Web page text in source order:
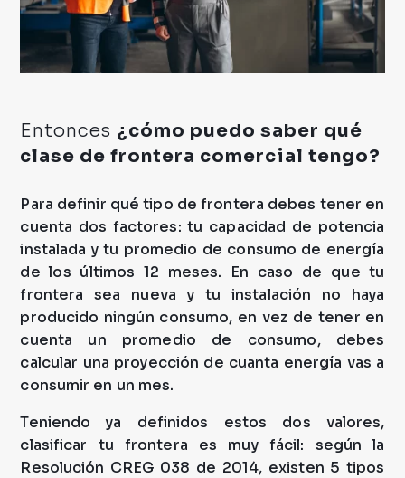
Entonces ¿cómo puedo saber qué
clase de frontera comercial tengo?
Para definir qué tipo de frontera debes tener en
cuenta dos factores: tu capacidad de potencia
instalada y tu promedio de consumo de energía
de los últimos 12 meses. En caso de que tu
frontera sea nueva y tu instalación no haya
producido ningún consumo, en vez de tener en
cuenta un promedio de consumo, debes
calcular una proyección de cuanta energía vas a
consumir en un mes.
Teniendo ya definidos estos dos valores,
clasificar tu frontera es muy fácil: según la
Resolución CREG 038 de 2014, existen 5 tipos